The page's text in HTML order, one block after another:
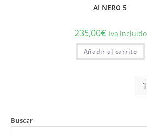
AI NERO 5
235,00€ Iva incluido
Añadir al carrito
1
Buscar